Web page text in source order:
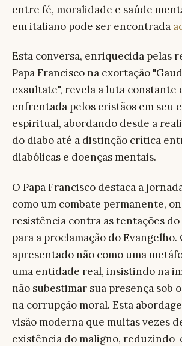
entre fé, moralidade e saúde
em italiano pode ser encontrada
Esta conversa, enriquecida pelas
Papa Francisco na exortação
exsultate", revela a luta constante
enfrentada pelos cristãos em seu
espiritual, abordando desde a
do diabo até a distinção crítica
diabólicas e doenças mentais.
O Papa Francisco destaca a
como um combate permanente,
resistência contra as tentações
para a proclamação do Evangelho.
apresentado não como uma
uma entidade real, insistindo na
não subestimar sua presença sob
na corrupção moral. Esta
visão moderna que muitas vezes
existência do maligno, reduzindo-